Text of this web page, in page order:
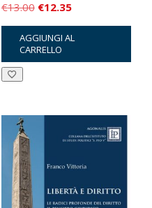
€13.00 Il
prezzo
originale
era:
€12.35Il
prezzo
attuale
è:
AGGIUNGI AL
CARRELLO